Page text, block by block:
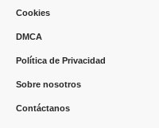
Cookies
DMCA
Política de Privacidad
Sobre nosotros
Contáctanos